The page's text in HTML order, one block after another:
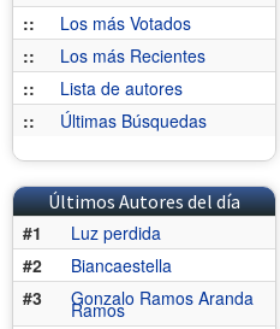
::
Los más Votados
::
Los más Recientes
::
Lista de autores
::
Últimas Búsquedas
Últimos Autores del día
#1
Luz perdida
#2
Biancaestella
#3
Gonzalo Ramos Aranda
Ramos